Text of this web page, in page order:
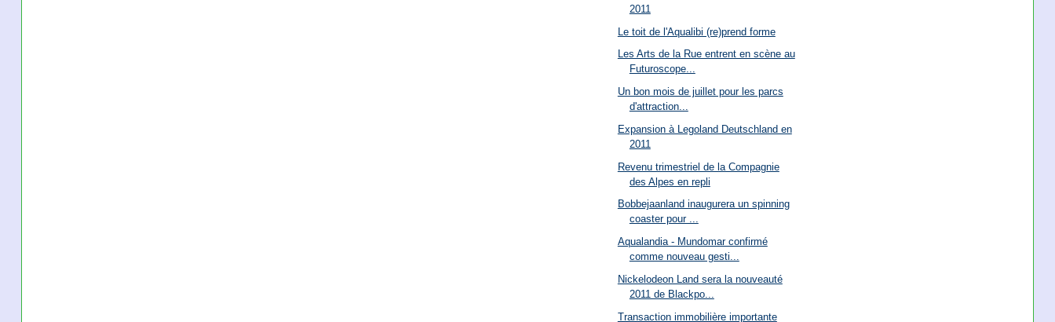
2011
Le toit de l'Aqualibi (re)prend forme
Les Arts de la Rue entrent en scène au
Futuroscope...
Un bon mois de juillet pour les parcs
d'attraction...
Expansion à Legoland Deutschland en
2011
Revenu trimestriel de la Compagnie
des Alpes en repli
Bobbejaanland inaugurera un spinning
coaster pour ...
Aqualandia - Mundomar confirmé
comme nouveau gesti...
Nickelodeon Land sera la nouveauté
2011 de Blackpo...
Transaction immobilière importante